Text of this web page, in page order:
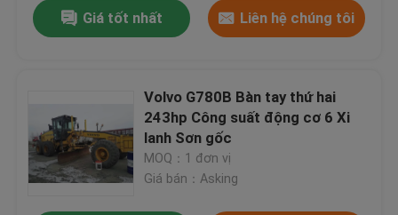
Các sản phẩm
Về chúng tôi
Giá tốt nhất Liên hệ chúng tôi
Volvo G780B Bàn tay thứ hai
243hp Công suất động cơ 6 Xi
lanh Sơn gốc
MOQ：1 đơn vị
Giá bán：Asking